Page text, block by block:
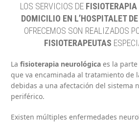
LOS SERVICIOS DE FISIOTERAPIA
DOMICILIO EN L’HOSPITALET
OFRECEMOS SON REALIZADOS
FISIOTERAPEUTAS
Lafisioterapia neurológicaes la
que va encaminada al tratamiento de
debidas a una afectación del sistema
periférico.
Existen múltiples enfermedades